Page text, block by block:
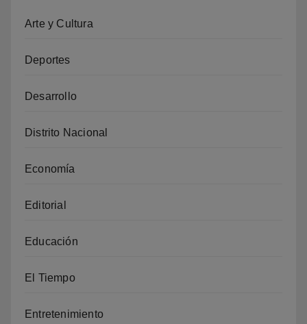
Arte y Cultura
Deportes
Desarrollo
Distrito Nacional
Economía
Editorial
Educación
El Tiempo
Entretenimiento